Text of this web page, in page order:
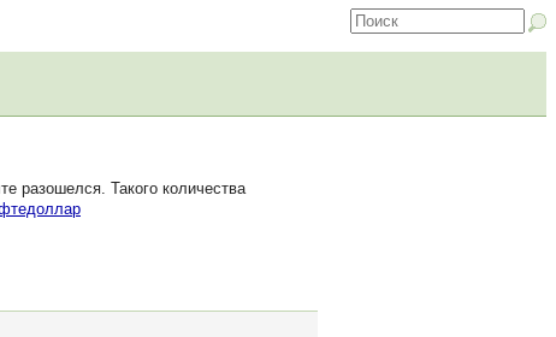
разошелся. Такого количества